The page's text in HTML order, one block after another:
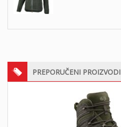
PREPORUČENI PROIZVODI